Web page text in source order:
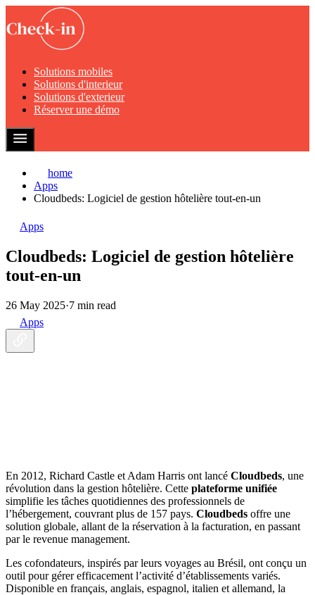
Solutions mobiles
Solutions d'interieur
Solutions d'exterieur
Réserver une démo
home
Apps
Cloudbeds: Logiciel de gestion hôtelière tout-en-un
Apps
Cloudbeds: Logiciel de gestion hôtelière
tout-en-un
26 May 2025·7 min read
Apps
En 2012, Richard Castle et Adam Harris ont lancé Cloudbeds, une
révolution dans la gestion hôtelière. Cette plateforme unifiée
simplifie les tâches quotidiennes des professionnels de
l’hébergement, couvrant plus de 157 pays. Cloudbeds offre une
solution globale, allant de la réservation à la facturation, en passant
par le revenue management.
Les cofondateurs, inspirés par leurs voyages au Brésil, ont conçu un
outil pour gérer efficacement l’activité d’établissements variés.
Disponible en français, anglais, espagnol, italien et allemand, la